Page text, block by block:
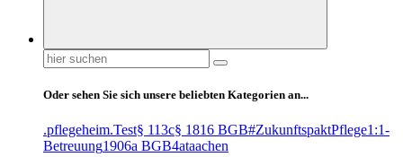
Suchen
nach:
Oder sehen Sie sich unsere beliebten Kategorien an...
.pflegeheim.Test§ 113c§ 1816 BGB#ZukunftspaktPflege1:1-
Betreuung1906a BGB4ataachen